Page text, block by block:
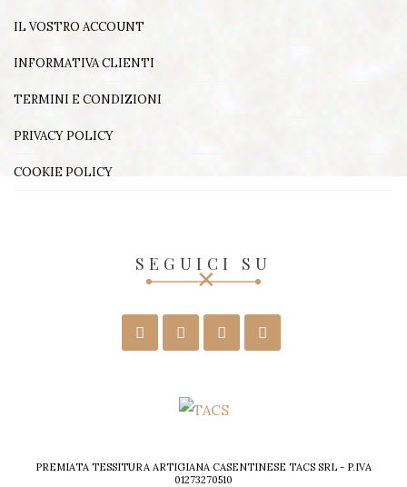
IL VOSTRO ACCOUNT
INFORMATIVA CLIENTI
TERMINI E CONDIZIONI
PRIVACY POLICY
COOKIE POLICY
SEGUICI SU
PREMIATA TESSITURA ARTIGIANA CASENTINESE TACS SRL - P.IVA
01273270510